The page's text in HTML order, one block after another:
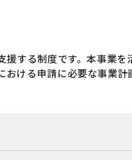
する制度です。本事業を
ける申請に必要な事業計